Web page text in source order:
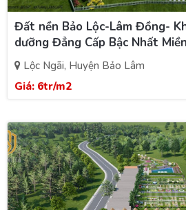
Đất nền Bảo Lộc-Lâm Đồng-
dưỡng Đẳng Cấp Bậc Nhất
6tr/1m.
Lộc Ngãi, Huyện Bảo Lâm
Giá: 6tr/m2